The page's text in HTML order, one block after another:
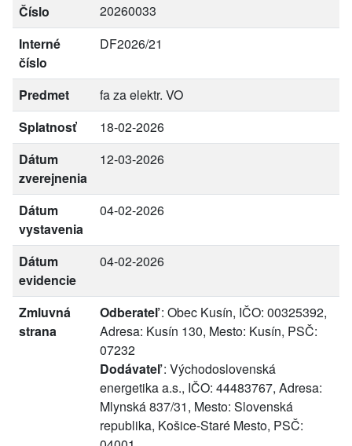
Číslo
20260033
Interné
číslo
DF2026/21
Predmet
fa za elektr. VO
Splatnosť
18-02-2026
Dátum
zverejnenia
12-03-2026
Dátum
vystavenia
04-02-2026
Dátum
evidencie
04-02-2026
Zmluvná
strana
Odberateľ: Obec Kusín, IČO: 00325392,
Adresa: Kusín 130, Mesto: Kusín, PSČ:
07232
Dodávateľ: Východoslovenská
energetika a.s., IČO: 44483767, Adresa:
Mlynská 837/31, Mesto: Slovenská
republika, Košice-Staré Mesto, PSČ: